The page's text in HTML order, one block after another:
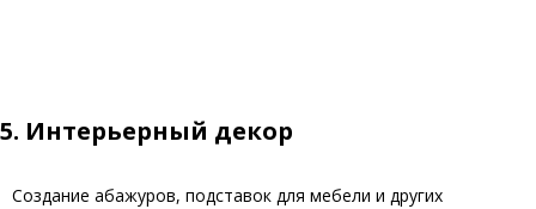
5. Интерьерный декор
Создание абажуров, подставок для мебели и других